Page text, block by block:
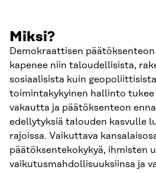
Miksi?
Demokraattisen
kapenee niin taloudellisista,
sosiaalisista kuin
toimintakykyinen hallinto
vakautta ja päätöksenteon
edellytyksiä talouden kasvulle
rajoissa. Vaikuttava
päätöksentekokykyä, ihmisten
vaikutusmahdollisuuksiinsa ja